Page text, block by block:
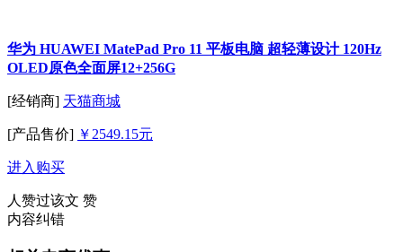
华为 HUAWEI MatePad Pro 11 平板电脑 超轻薄设计 120Hz
OLED原色全面屏12+256G
[经销商] 天猫商城
[产品售价] ￥2549.15元
进入购买
人赞过该文 赞
内容纠错